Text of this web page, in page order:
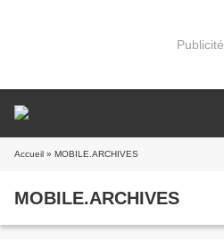
Publicité
Accueil » MOBILE.ARCHIVES
MOBILE.ARCHIVES